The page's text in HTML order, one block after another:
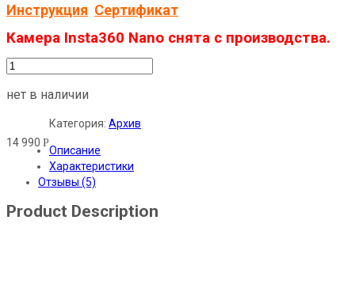
Инструкция Сертификат
Камера Insta360 Nano снята с производства.
нет в наличии
14 990 Р
Категория: Архив
Описание
Характеристики
Отзывы (5)
Product Description